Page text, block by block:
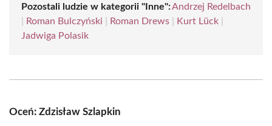
Pozostali ludzie w kategorii "Inne":Andrzej Redelbach
Roman Bulczyński Roman Drews Kurt Lück
Jadwiga Polasik
Oceń: Zdzisław Szlapkin